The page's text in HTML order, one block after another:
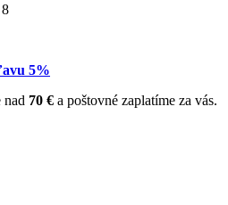
5%
nad 70 € a poštovné zaplatíme za vás.